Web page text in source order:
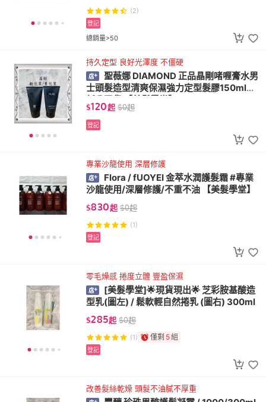
(2)
總銷量>50
登記
持久定型 良好光澤度 不僵硬
聖薇娜 DIAMOND 正品晶剛啫喱膏水男
士頭髮造型清爽保濕強力定型髮膠150ml全
$120起 $0起
登記
專業沙龍使用 深層修護
Flora / fUOYEI 金萃水潤護髮霜 #專業
沙龍使用/深層修護/不重不油 【美髮學堂】
$830起 $0起
(1)
登記
零毛燥感 捲度立體 豐盈保濕
[美髮學堂]🌟現貨現出🌟 芝彩胺基酸造
型乳(圖左) / 鬆軟輕自然捲乳 (圖右) 300ml
$285起 $0起
(1) 僅剩 5組
登記
改善髮絲乾燥 頭髮不油膩不厚重